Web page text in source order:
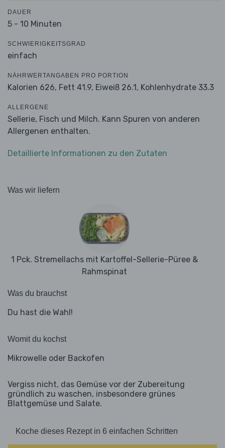
DAUER
5 - 10 Minuten
SCHWIERIGKEITSGRAD
einfach
NÄHRWERTANGABEN PRO PORTION
Kalorien 626, Fett 41.9, Eiweiß 26.1, Kohlenhydrate 33.3
ALLERGENE
Sellerie, Fisch und Milch. Kann Spuren von anderen
Allergenen enthalten.
Detaillierte Informationen zu den Zutaten
Was wir liefern
1 Pck. Stremellachs mit Kartoffel-Sellerie-Püree &
Rahmspinat
Was du brauchst
Du hast die Wahl!
Womit du kochst
Mikrowelle oder Backofen
Vergiss nicht, das Gemüse vor der Zubereitung
gründlich zu waschen, insbesondere grünes
Blattgemüse und Salate.
Koche dieses Rezept in 6 einfachen Schritten